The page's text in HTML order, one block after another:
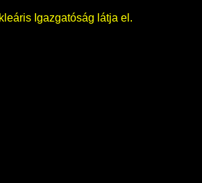
Igazgatóság látja el.